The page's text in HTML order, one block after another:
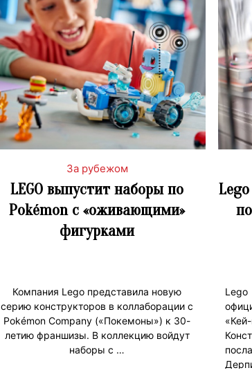
За рубежом
LEGO выпустит наборы по
Pokémon с «оживающими»
фигурками
Компания Lego представила новую
серию конструкторов в коллаборации с
Pokémon Company («Покемоны») к 30-
летию франшизы. В коллекцию войдут
наборы с …